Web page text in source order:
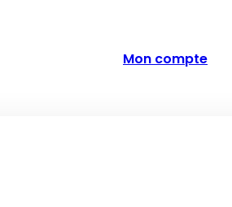
Mon compte